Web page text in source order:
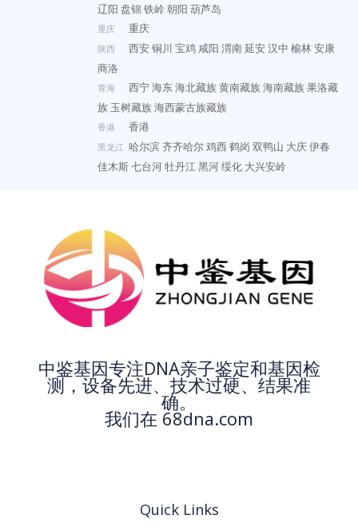
辽阳 盘锦铁岭朝阳 葫芦岛
重庆 重庆
陕西 西安铜川 宝鸡 咸阳 渭南延安汉中 榆林安康
商洛
青海 西宁海东海北藏族黄南藏族海南藏族果洛藏
族 玉树藏族海西蒙古族藏族
香港 香港
黑龙江 哈尔滨齐齐哈尔鸡西鹤岗 双鸭山 大庆伊春
佳木斯七台河牡丹江黑河绥化 大兴安岭
中鉴基因专注DNA亲子鉴定和基因检
测，设备先进、技术过硬、结果准
确。
我们在 68dna.com
Quick Links